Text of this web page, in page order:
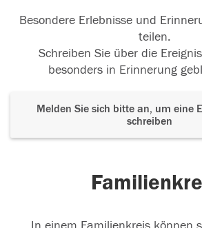
Besondere Erlebnisse und
teilen.
Schreiben Sie über die
besonders in Erinnerung
Melden Sie sich bitte an, um eine
schreiben